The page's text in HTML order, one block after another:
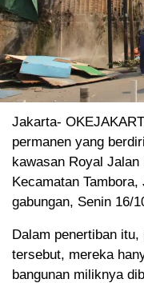
Jakarta-
permanen yang
kawasan Royal Jalan
Kecamatan
gabungan, Senin 16/
Dalam penertiban
tersebut, mereka
bangunan miliknya